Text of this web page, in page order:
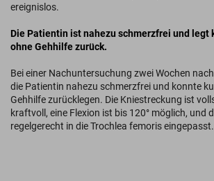
ereignislos.
Die Patientin ist nahezu schmerzfrei und legt
ohne Gehhilfe zurück.
Bei einer Nachuntersuchung zwei Wochen
die Patientin nahezu schmerzfrei und konnte
Gehhilfe zurücklegen. Die Kniestreckung ist
kraftvoll, eine Flexion ist bis 120° möglich, und
regelgerecht in die Trochlea femoris eingepasst.